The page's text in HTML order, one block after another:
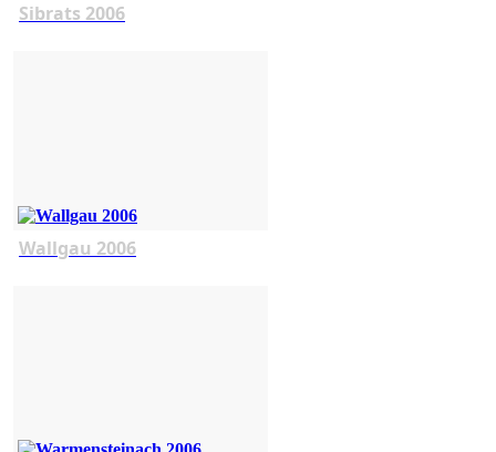
Sibrats 2006
Wallgau 2006